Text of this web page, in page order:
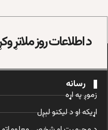
د اطلاعات روز ملاتړ
رسانه
زموږ په اړه
اړیکه او د لیکنو لېږل